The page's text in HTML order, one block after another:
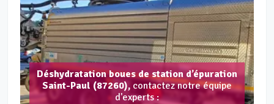
Déshydratation boues de station d’épuration
Saint-Paul (87260), contactez notre équipe
d'experts :